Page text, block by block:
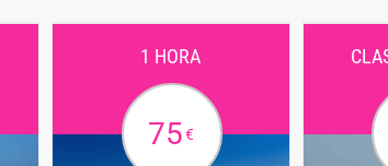
1 HORA
75€